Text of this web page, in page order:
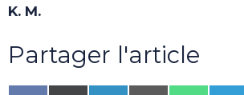
K. M.
Partager l'article